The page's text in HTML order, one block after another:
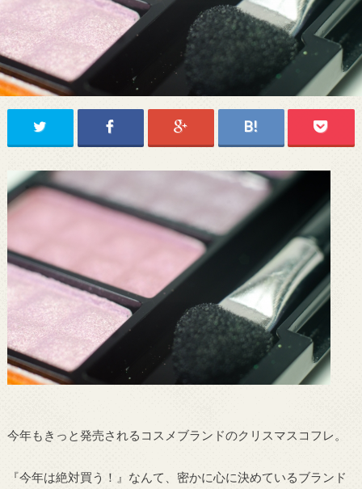
今年もきっと発売されるコスメブランドのクリスマスコフレ。
『今年は絶対買う！』なんて、密かに心に決めているブランド